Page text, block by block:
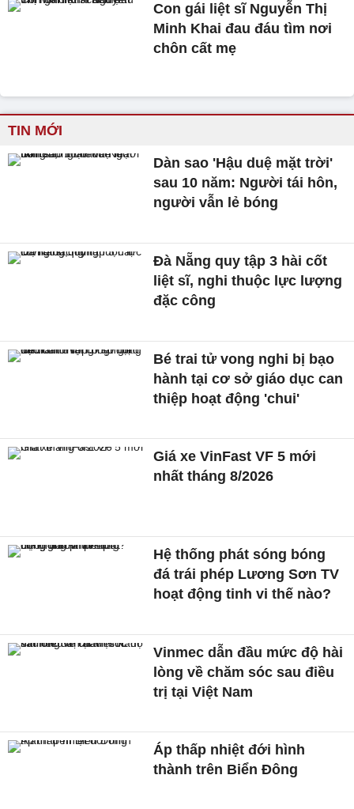
Con gái liệt sĩ Nguyễn Thị
Minh Khai đau đáu tìm nơi
chôn cất mẹ
TIN MỚI
Dàn sao 'Hậu duệ mặt trời'
sau 10 năm: Người tái hôn,
người vẫn lẻ bóng
Đà Nẵng quy tập 3 hài cốt
liệt sĩ, nghi thuộc lực lượng
đặc công
Bé trai tử vong nghi bị bạo
hành tại cơ sở giáo dục can
thiệp hoạt động 'chui'
Giá xe VinFast VF 5 mới
nhất tháng 8/2026
Hệ thống phát sóng bóng
đá trái phép Lương Sơn TV
hoạt động tinh vi thế nào?
Vinmec dẫn đầu mức độ hài
lòng về chăm sóc sau điều
trị tại Việt Nam
Áp thấp nhiệt đới hình
thành trên Biển Đông